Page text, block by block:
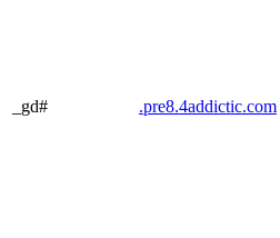
_gd# .pre8.4addictic.com